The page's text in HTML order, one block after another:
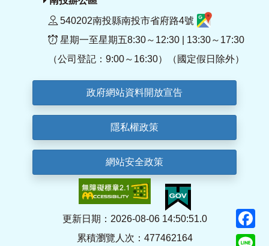
540202南投縣南投市省府路4號
星期一至星期五8:30～12:30 | 13:30～17:30
（公司登記：9:00～16:30）（國定假日除外）
政府網站資料開放宣告
隱私權政策
網站安全政策
更新日期：2026-08-06 14:50:51.0
累積瀏覽人次：477462164